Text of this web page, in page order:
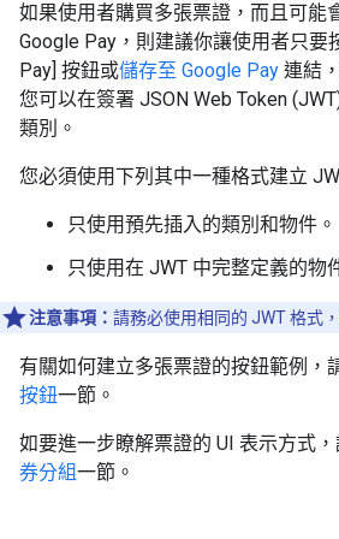
如果使用者購買多張票證，而且可能
Google Pay，則建議你讓使用者只要
Pay] 按鈕或儲存至 Google Pay 連結
您可以在簽署 JSON Web Token
類別。
您必須使用下列其中一種格式建立
只使用預先插入的類別和物件。
只使用在 JWT 中完整定義的物
注意事項： 請務必使用相同的 JWT 格式
有關如何建立多張票證的按鈕範例，
按鈕一節。
如要進一步瞭解票證的 UI 表示方式，
券分組一節。